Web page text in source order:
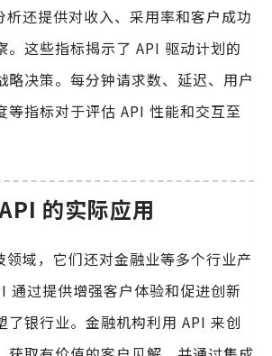
析还提供对收入、采用率和客户成功
。这些指标揭示了 API 驱动计划的
略决策。每分钟请求数、延迟、用户
等指标对于评估 API 性能和交互至
的实际应用
领域，它们还对金融业等多个行业产
通过提供增强客户体验和促进创新
了银行业。金融机构利用 API 来创